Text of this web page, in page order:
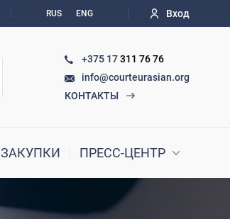
RUS ENG Вход
+375 17311 76 76
info@courteurasian.org
КОНТАКТЫ
ЗАКУПКИ ПРЕСС-ЦЕНТР